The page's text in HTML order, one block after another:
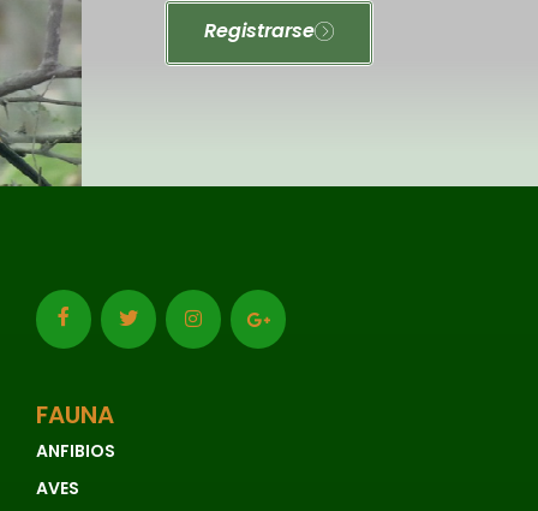
Registrarse
FAUNA
ANFIBIOS
AVES